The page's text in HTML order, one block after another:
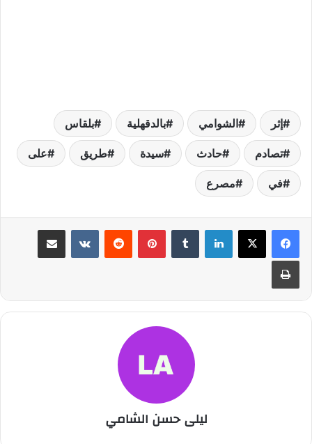
إثر الشوامي بالدقهلية بلقاس
تصادم حادث سيدة طريق على
في مصرع
لينكدإن بينتيريست مشاركة عبر البريد
طباعة
ليلى حسن الشامي